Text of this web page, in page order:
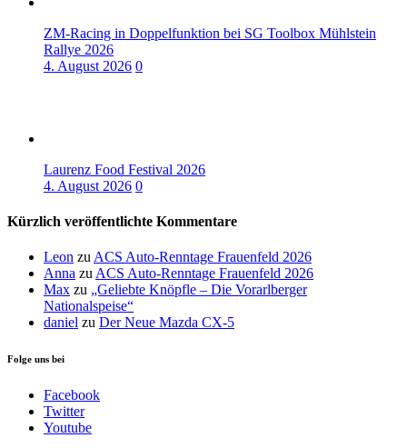
ZM-Racing in Doppelfunktion bei SG Toolbox Mühlstein
Rallye 2026
4. August 2026 0
Laurenz Food Festival 2026
4. August 2026 0
Kürzlich veröffentlichte Kommentare
Leon zuACS Auto-Renntage Frauenfeld 2026
Anna zuACS Auto-Renntage Frauenfeld 2026
Max zu „Geliebte Knöpfle – Die Vorarlberger
Nationalspeise“
daniel zu Der Neue Mazda CX-5
Folge uns bei
Facebook
Twitter
Youtube